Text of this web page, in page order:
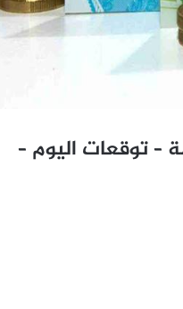
– توقعات اليوم –